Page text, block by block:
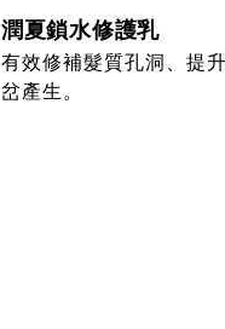
潤夏鎖水修護乳
有效修補髮質孔洞、提
岔產生。